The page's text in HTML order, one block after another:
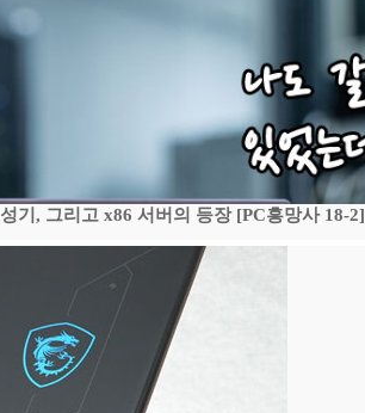
기, 그리고 x86 서버의 등장 [PC흥망사 18-2]